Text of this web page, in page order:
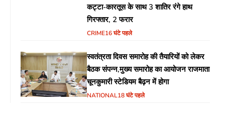
कट्टा-कारतूस के साथ 3 शातिर रंगे हाथ
गिरफ्तार, 2 फरार
CRIME16 घंटे पहले
स्वतंत्रता दिवस समारोह की तैयारियों को लेकर
बैठक संपन्न,मुख्य समारोह का आयोजन राजमाता
चूनकुमारी स्टेडियम बैढ़न में होगा
NATIONAL18 घंटे पहले